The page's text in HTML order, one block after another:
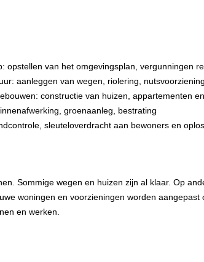
opstellen van het omgevingsplan, vergunningen
aanleggen van wegen, riolering,
constructie van huizen, appartementen
groenaanleg, bestrating
sleuteloverdracht aan bewoners en
Sommige wegen en huizen zijn al klaar. Op
woningen en voorzieningen worden
en werken.